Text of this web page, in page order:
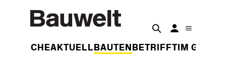
WOCHEAKTUELL BAUTEN BETRIFFT IM